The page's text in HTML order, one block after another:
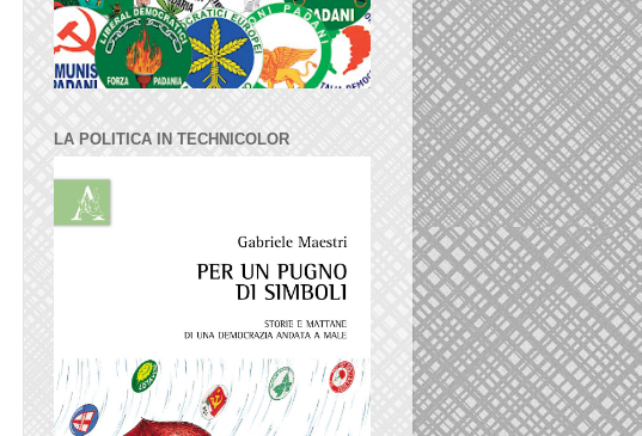
LA POLITICA IN TECHNICOLOR